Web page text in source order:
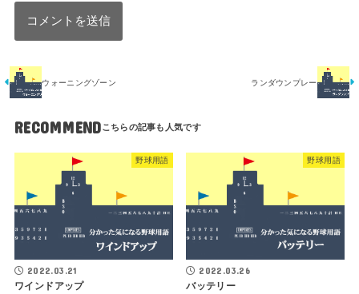
ウォーニングゾーン ランダウンプレー
RECOMMEND
野球用語
2022.03.21
ワインドアップ
野球用語
2022.03.26
バッテリー